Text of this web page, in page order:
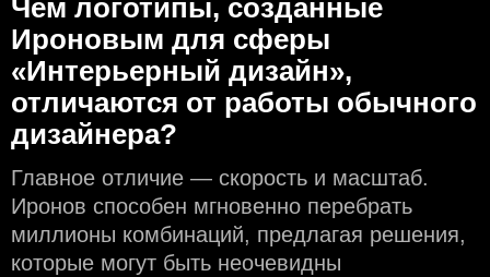
Чем логотипы, созданные
Ироновым для сферы
«Интерьерный дизайн»,
отличаются от работы обычного
дизайнера?
Главное отличие — скорость и масштаб.
Иронов способен мгновенно перебрать
миллионы комбинаций, предлагая решения,
которые могут быть неочевидны